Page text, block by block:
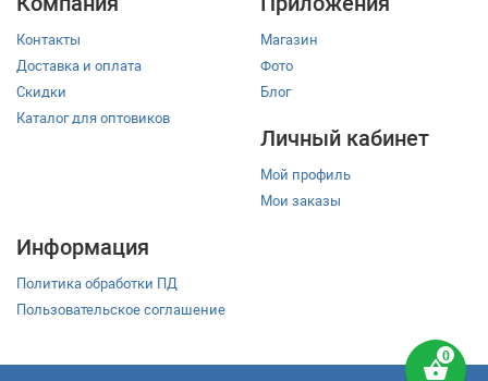
shopping_basket
Контакты
Доставка и оплата
Скидки
Каталог для оптовиков
Магазин
Фото
Блог
Личный кабинет
Мой профиль
Мои заказы
Информация
Политика обработки ПД
Пользовательское соглашение